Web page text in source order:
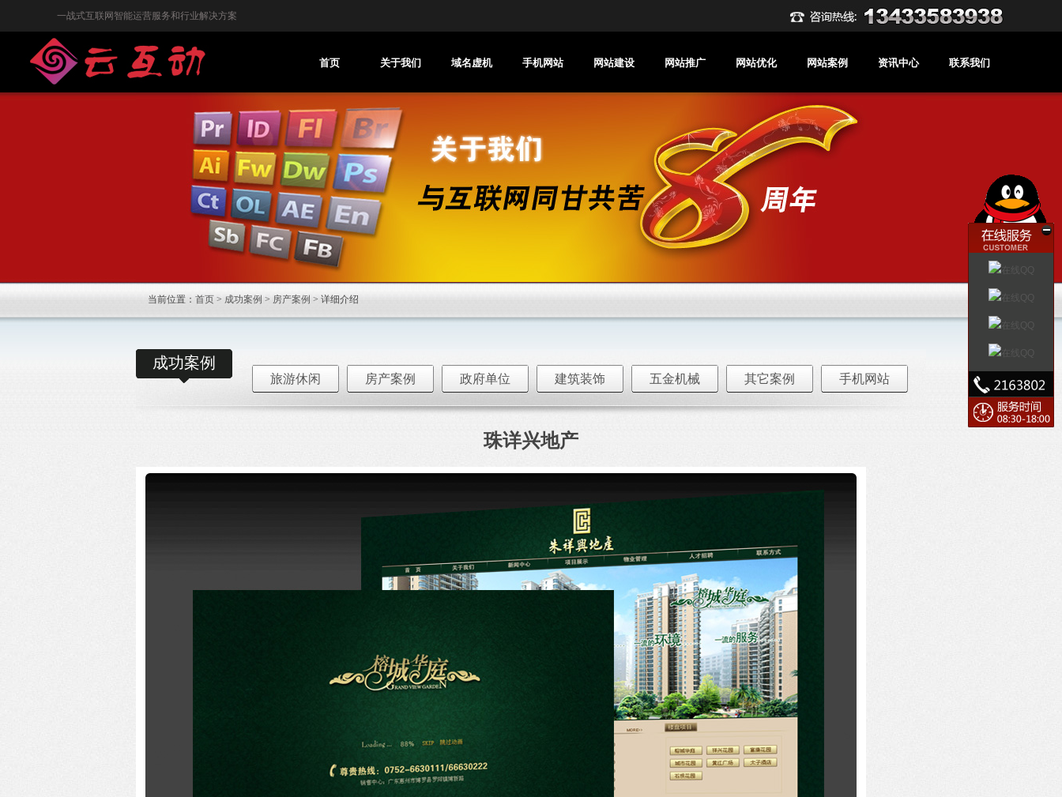
一战式互联网智能运营服务和行业解决方案
首页 关于我们 域名虚机 手机网站 网站建设 网站推广 网站优化 网站案例 资讯中心 联系我们
当前位置： 首页 > 成功案例 > 房产案例 > 详细介绍
成功案例
旅游休闲 房产案例 政府单位 建筑装饰 五金机械 其它案例 手机网站
珠详兴地产